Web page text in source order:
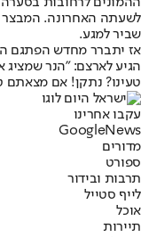
לשעתה האחרונה. המבצר
שביר למגע.
אז יתברר מחדש הפתגם
הגיע לארצם: "הנר
טעינו? נתקן! אם
עקבו אחרינו
Googl eNews
מדורים
ספורט
תרבות ובידור
לייף סטייל
אוכל
תיירות